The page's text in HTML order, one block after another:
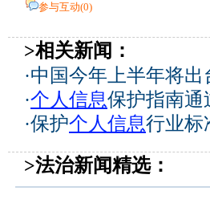
参与互动(0)
>相关新闻：
·中国今年上半年将出
·个人信息保护指南通
·保护个人信息行业标
>法治新闻精选：